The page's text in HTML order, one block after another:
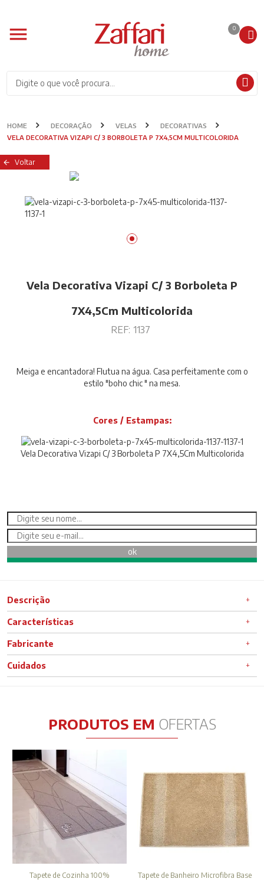
0
HOME DECORAÇÃO VELAS
DECORATIVAS
VELA DECORATIVA VIZAPI C/ 3 BORBOLETA P 7X4,5CM MULTICOLORIDA
Voltar
Vela Decorativa Vizapi C/ 3 Borboleta P
7X4,5Cm Multicolorida
REF: 1137
Meiga e encantadora! Flutua na água. Casa perfeitamente com o
estilo "boho chic " na mesa.
Cores / Estampas:
Vela Decorativa Vizapi C/ 3 Borboleta P 7X4,5Cm Multicolorida
Descrição
Características
Fabricante
Cuidados
PRODUTOS EM OFERTAS
Tapete de Cozinha 100%
Tapete de Banheiro Microfibra Base